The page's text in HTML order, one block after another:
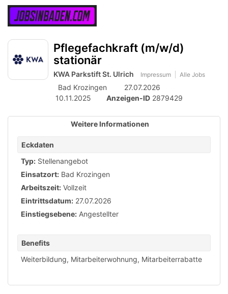
Accessibility
Modus
aktivieren
zur
zum
von
Endgerät
aus
Pflegefachkraft (m/w/d)
stationär
KWA Parkstift St. Ulrich Impressum Alle Jobs
Bad Krozingen
27.07.2026
10.11.2025
Anzeigen-ID 2879429
Weitere Informationen
Eckdaten
Typ: Stellenangebot
Einsatzort: Bad Krozingen
Arbeitszeit: Vollzeit
Eintrittsdatum: 27.07.2026
Einstiegsebene: Angestellter
Benefits
Weiterbildung, Mitarbeiterwohnung, Mitarbeiterrabatte